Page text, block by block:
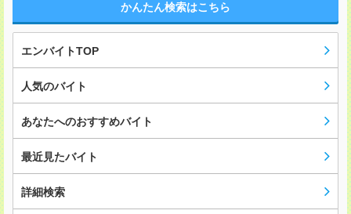
かんたん検索はこちら
エンバイトTOP
人気のバイト
あなたへのおすすめバイト
最近見たバイト
詳細検索